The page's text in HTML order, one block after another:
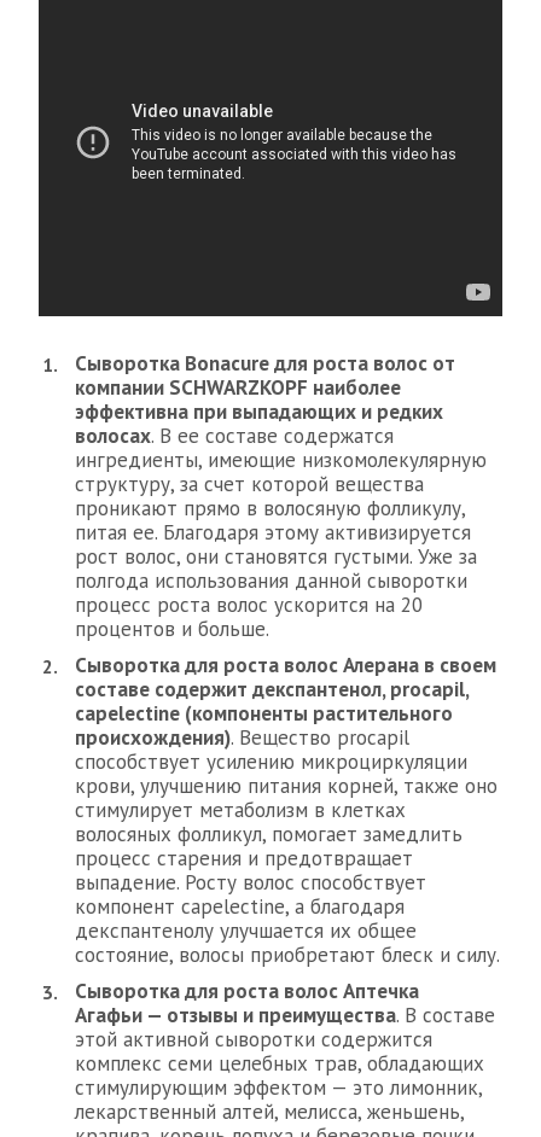
Сыворотка Bonacure для роста волос от
компании SCHWARZKOPF наиболее
эффективна при выпадающих и редких
волосах. В ее составе содержатся
ингредиенты, имеющие низкомолекулярную
структуру, за счет которой вещества
проникают прямо в волосяную фолликулу,
питая ее. Благодаря этому активизируется
рост волос, они становятся густыми. Уже за
полгода использования данной сыворотки
процесс роста волос ускорится на 20
процентов и больше.
Сыворотка для роста волос Алерана в своем
составе содержит декспантенол, procapil,
capelectine (компоненты растительного
происхождения). Вещество procapil
способствует усилению микроциркуляции
крови, улучшению питания корней, также оно
стимулирует метаболизм в клетках
волосяных фолликул, помогает замедлить
процесс старения и предотвращает
выпадение. Росту волос способствует
компонент capelectine, а благодаря
декспантенолу улучшается их общее
состояние, волосы приобретают блеск и силу.
Сыворотка для роста волос Аптечка
Агафьи — отзывы и преимущества. В составе
этой активной сыворотки содержится
комплекс семи целебных трав, обладающих
стимулирующим эффектом — это лимонник,
лекарственный алтей, мелисса, женьшень,